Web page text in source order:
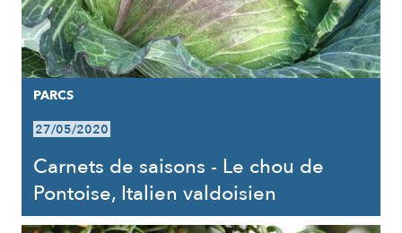
PARCS
27/05/2020
Carnets de saisons - Le chou de
Pontoise, Italien valdoisien